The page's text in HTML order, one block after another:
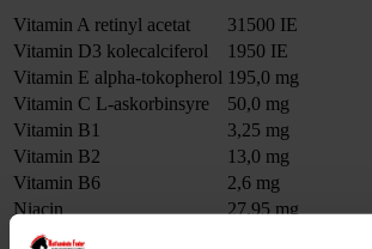
Vitamin A retinyl acetat
31500 IE
Vitamin D3 kolecalciferol
1950 IE
Vitamin E alpha-tokopherol 195,0 mg
Vitamin C L-askorbinsyre
50,0 mg
Vitamin B1
3,25 mg
Vitamin B2
13,0 mg
Vitamin B6
2,6 mg
Niacin
27,95 mg
D-Pantothensyre